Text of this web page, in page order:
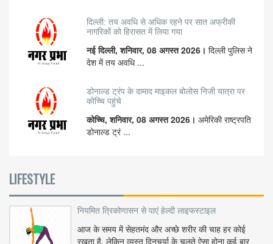
दिल्ली: तय अवधि से अधिक रहने पर सात अफ्रीकी
नागरिकों को हिरासत में लिया गया
नई दिल्ली, शनिवार, 08 अगस्त 2026। दिल्ली पुलिस ने
देश में तय अवधि ...
डोनाल्ड ट्रंप के दामाद माइकल बोलोस निजी यात्रा पर
कोच्चि पहुंचे
कोच्चि, शनिवार, 08 अगस्त 2026। अमेरिकी राष्ट्रपति
डोनाल्ड ट्रं ...
LIFESTYLE
नियमित त्रिकोणासन से पाएं हेल्दी लाइफस्टाइल
आज के समय में सेहतमंद और अच्छे शरीर की चाह हर कोई
रखता है, लेकिन व्यस्त दिनचर्या के चलते ऐसा होना कई बार